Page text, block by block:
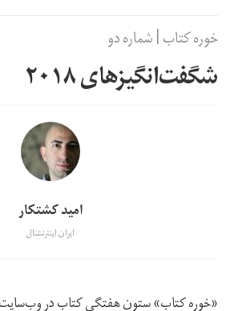
خوره کتاب | شماره‌ دو
شگفت‌انگیزهای ۲۰۱۸
امید کشتکار
ایران اینترنشنال